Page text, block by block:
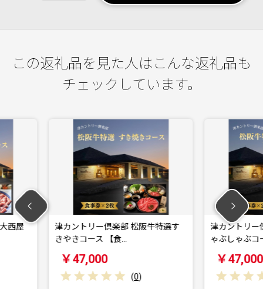
この返礼品を見た人はこんな返礼品も
チェックしています。
松阪牛特選す
津カントリー倶楽部 松阪牛特選し
ゃぶしゃぶコース …
￥47,000
津カ
板焼